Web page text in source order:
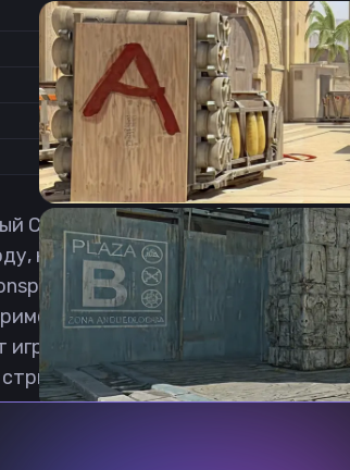
1
6/11
0
1
Формат
Частота
Counter-Strike: Global Offensive
когда выступала за команду
fe, ARES fe и в 2019 вновь
СНГ на платформе Twitch.
CS:GO, но также и пробует
синди кфг ксго